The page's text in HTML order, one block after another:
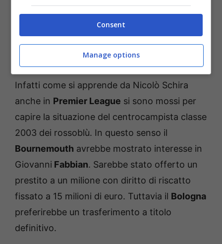
Anche il Bournemouth su
Infatti come si apprende da Nicolò Schira
anche in Premier League si sono mossi per
capire la situazione del centrocampista classe
2003 dei rossoblù. In questo senso il
Bournemouth avrebbe mostrato interesse in
Giovanni Fabbian. Sarebbe stato offerto un
prestito a un milione con diritto di riscatto
fissato a 15 milioni di euro. Tuttavia il Bologna
preferirebbe un trasferimento a titolo
definitivo.
Consent
Manage options